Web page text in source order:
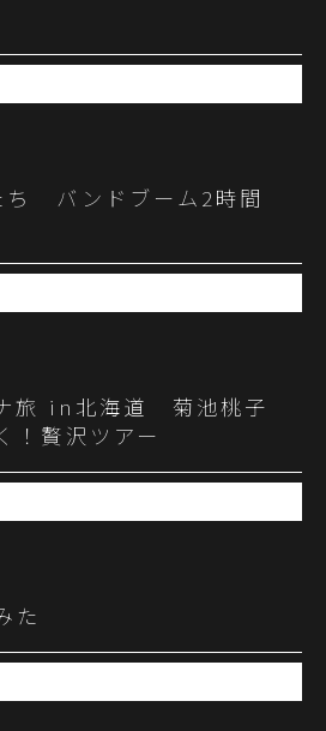
ち バンドブーム2時間
旅 in北海道 菊池桃子
！贅沢ツアー
た